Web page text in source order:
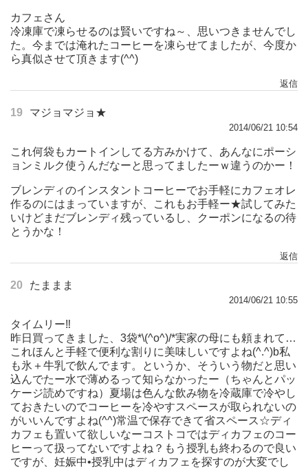
カフェさん
冷凍庫で凍らせるのは賢いですね～、思いつきませんでし
た。今までは淹れたコーヒーを凍らせてましたが、今度か
ら真似させて頂きます(^^)
返信
19 マジョマジョ★
2014/06/21 10:54
これ何袋もカートインしてる方みかけて、あんなにポーシ
ョンミルク使うんだなーと思ってましたーｗ違うのかー！
ブレンディのインスタントコーヒーでお手軽にカフェオレ
作るのにはまっていますが、これもお手軽ー★試してみた
いけどまだブレンディ残っているし、クーポンになるの待
とうかな！
返信
20 たままま
2014/06/21 10:55
タイムリー‼︎
昨日買ってきました、3袋*\(^o^)/*実家の母にも頼まれて…
これほんと手軽で便利な割りに美味しいですよね(^.^)b私
も氷＋牛乳で飲んでます。というか、そういう物だと思い
込んでたー水で薄めるって知らなかったー（ちゃんとパッ
ケージ読めですね）夏場は色んな飲み物を冷蔵庫で冷やし
ておきたいのでコーヒーを冷やすスペースが取られないの
がいいんですよね(^^)常温で保存できて省スペース☆ディ
カフェも置いて欲しいなーコストコではディカフェのコー
ヒーって扱ってないですよね？もう授乳も終わるので良い
ですが、妊娠中•授乳中はディカフェを探すのが大変でし